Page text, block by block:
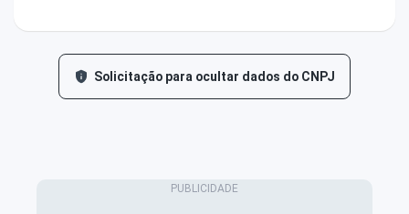
Solicitação para ocultar dados do CNPJ